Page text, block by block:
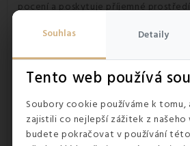
Souhlas Detaily
Tento web používá
Soubory cookie používáme k tomu,
zajistili co nejlepší zážitek z našeho
budete pokračovat v používání
pocení a poskytuje příjemné
odpočinek. Potah je navíc snímatelný
což oceníte při pravidelné hygieně